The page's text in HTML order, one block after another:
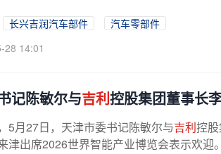
长兴吉润汽车部件
汽车零部件
28 14:01
记陈敏尔与吉利控股集团董事长
5月27日，天津市委书记陈敏尔与吉利控
津出席2026世界智能产业博览会表示欢迎